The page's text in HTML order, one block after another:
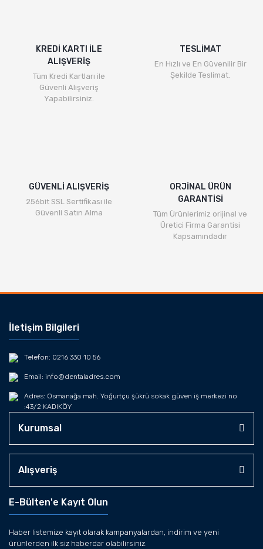
KREDİ KARTI İLE
ALIŞVERİŞ
Tüm Kredi Kartları ile
Güvenli Alışveriş
Yapabilirsiniz.
TESLİMAT
En Hızlı ve En Güvenilir Bir
Şekilde Teslimat.
GÜVENLİ ALIŞVERİŞ
256bit SSL Sertifikası ile
Güvenli Satın Alma
ORJİNAL ÜRÜN
GARANTİSİ
Tüm Ürünlerimiz orijinal ve
Üretici Firma Garantisi
Kapsamındadır
İletişim Bilgileri
Telefon: 0216 330 10 56
Email: info@dentaladres.com
Adres: Osmanağa mah. Yoğurtçu şükrü sokak güven iş merkezi no
:43/2 KADIKÖY
Kurumsal
Alışveriş
E-Bülten'e Kayıt Olun
Haber listemize kayıt olarak kampanyalardan, indirim ve yeni
ürünlerden ilk siz haberdar olabilirsiniz.